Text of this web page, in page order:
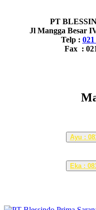
PT
Jl Mangga Besar
Telp : 021
Fax :
Ayu :
Eka :